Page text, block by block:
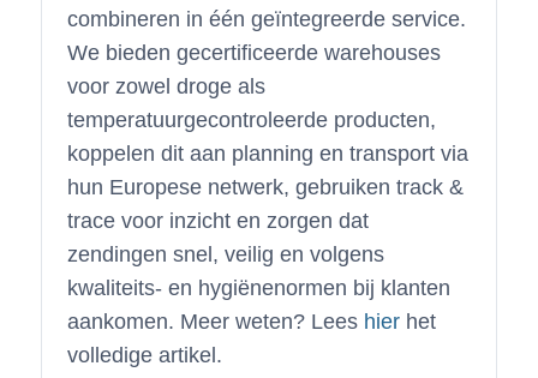
combineren in één geïntegreerde service.
We bieden gecertificeerde warehouses
voor zowel droge als
temperatuurgecontroleerde producten,
koppelen dit aan planning en transport via
hun Europese netwerk, gebruiken track &
trace voor inzicht en zorgen dat
zendingen snel, veilig en volgens
kwaliteits- en hygiënenormen bij klanten
aankomen. Meer weten? Lees hier het
volledige artikel.